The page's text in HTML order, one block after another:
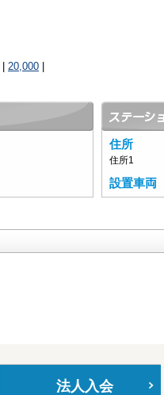
20,000
住所
住所1
設置車両
法人入会